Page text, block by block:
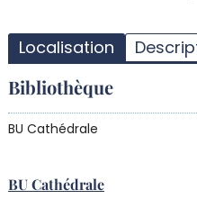
Localisation
Bibliothèque
BU Cathédrale
BU Cathédrale